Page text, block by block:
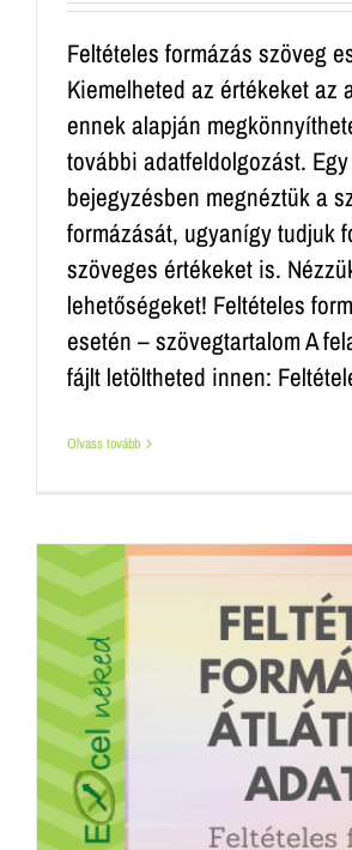
Feltételes formázás szöveg
Kiemelheted az értékeket az
ennek alapján
további adatfeldolgozást.
bejegyzésben megnéztük a
formázását, ugyanígy tudjuk
szöveges értékeket is.
lehetőségeket! Feltételes
esetén – szövegtartalom A
fájlt letöltheted innen:
Olvass tovább
Feltételes
Excel feladatok